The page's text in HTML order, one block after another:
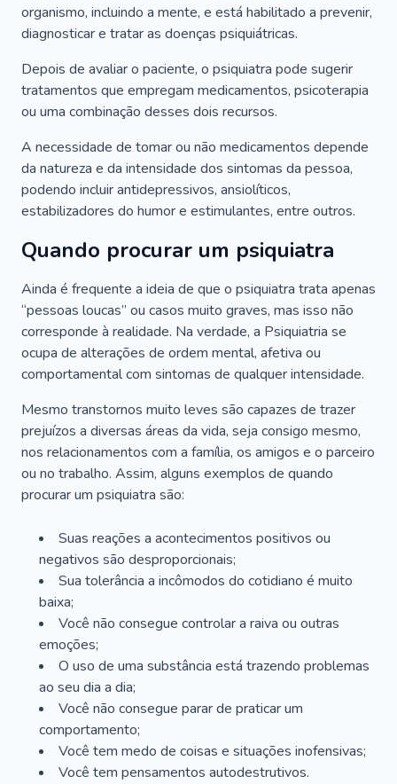
organismo, incluindo a mente, e está habilitado a prevenir,
diagnosticar e tratar as doenças psiquiátricas.
Depois de avaliar o paciente, o psiquiatra pode sugerir
tratamentos que empregam medicamentos, psicoterapia
ou uma combinação desses dois recursos.
A necessidade de tomar ou não medicamentos depende
da natureza e da intensidade dos sintomas da pessoa,
podendo incluir antidepressivos, ansiolíticos,
estabilizadores do humor e estimulantes, entre outros.
Quando procurar um psiquiatra
Ainda é frequente a ideia de que o psiquiatra trata apenas
“pessoas loucas” ou casos muito graves, mas isso não
corresponde à realidade. Na verdade, a Psiquiatria se
ocupa de alterações de ordem mental, afetiva ou
comportamental com sintomas de qualquer intensidade.
Mesmo transtornos muito leves são capazes de trazer
prejuízos a diversas áreas da vida, seja consigo mesmo,
nos relacionamentos com a família, os amigos e o parceiro
ou no trabalho. Assim, alguns exemplos de quando
procurar um psiquiatra são:
Suas reações a acontecimentos positivos ou
negativos são desproporcionais;
Sua tolerância a incômodos do cotidiano é muito
baixa;
Você não consegue controlar a raiva ou outras
emoções;
O uso de uma substância está trazendo problemas
ao seu dia a dia;
Você não consegue parar de praticar um
comportamento;
Você tem medo de coisas e situações inofensivas;
Você tem pensamentos autodestrutivos.